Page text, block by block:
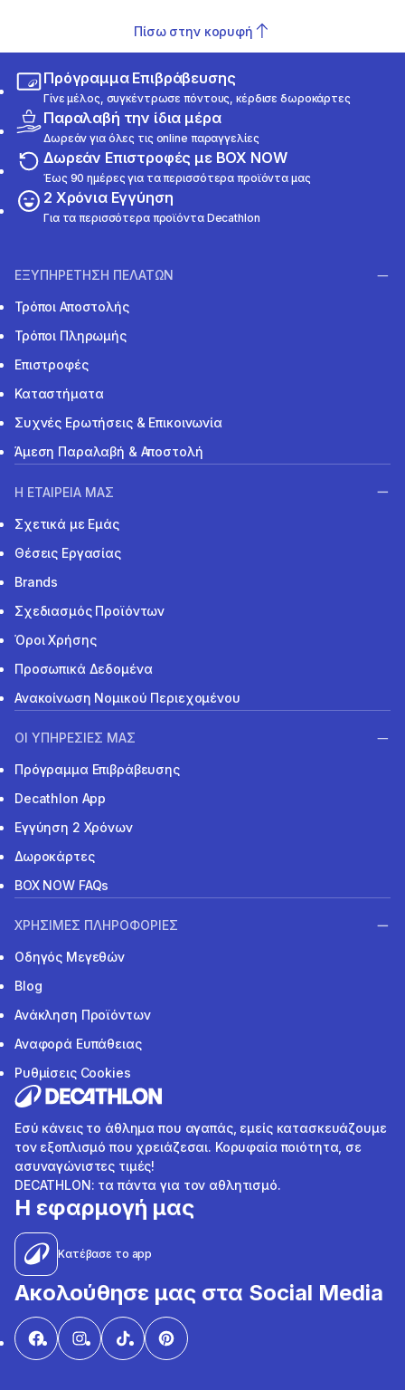
Πίσω στην κορυφή
Πρόγραμμα Επιβράβευσης
Γίνε μέλος, συγκέντρωσε πόντους, κέρδισε δωροκάρτες
Παραλαβή την ίδια μέρα
Δωρεάν για όλες τις online παραγγελίες
Δωρεάν Επιστροφές με BOX NOW
Έως 90 ημέρες για τα περισσότερα προϊόντα μας
2 Χρόνια Εγγύηση
Για τα περισσότερα προϊόντα Decathlon
ΕΞΥΠΗΡΕΤΗΣΗ ΠΕΛΑΤΩΝ
Τρόποι Αποστολής
Τρόποι Πληρωμής
Επιστροφές
Καταστήματα
Συχνές Ερωτήσεις & Επικοινωνία
Άμεση Παραλαβή & Αποστολή
Η ΕΤΑΙΡΕΙΑ ΜΑΣ
Σχετικά με Εμάς
Θέσεις Εργασίας
Brands
Σχεδιασμός Προϊόντων
Όροι Χρήσης
Προσωπικά Δεδομένα
Ανακοίνωση Νομικού Περιεχομένου
ΟΙ ΥΠΗΡΕΣΙΕΣ ΜΑΣ
Πρόγραμμα Επιβράβευσης
Decathlon App
Εγγύηση 2 Χρόνων
Δωροκάρτες
BOX NOW FAQs
ΧΡΗΣΙΜΕΣ ΠΛΗΡΟΦΟΡΙΕΣ
Οδηγός Μεγεθών
Blog
Ανάκληση Προϊόντων
Αναφορά Ευπάθειας
Ρυθμίσεις Cookies
Εσύ κάνεις το άθλημα που αγαπάς, εμείς κατασκευάζουμε
τον εξοπλισμό που χρειάζεσαι. Κορυφαία ποιότητα, σε
ασυναγώνιστες τιμές!
DECATHLON: τα πάντα για τον αθλητισμό.
Η εφαρμογή μας
Κατέβασε το app
Ακολούθησε μας στα Social Media